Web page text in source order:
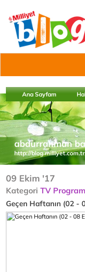
Ana Sayfam
abdurrahman
http://
09 Ekim '17
Kategori TV
Geçen Haftanın (02 -